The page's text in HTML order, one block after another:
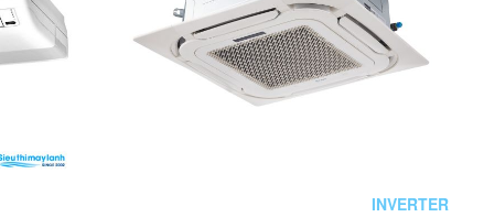
INVERTER